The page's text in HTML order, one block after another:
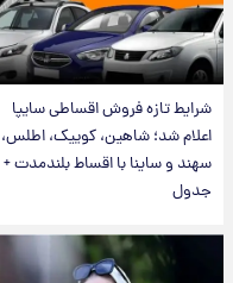
شرایط تازه فروش اقساطی سایپا
اعلام شد؛ شاهین، کوییک، اطلس،
سهند و ساینا با اقساط بلندمدت +
جدول